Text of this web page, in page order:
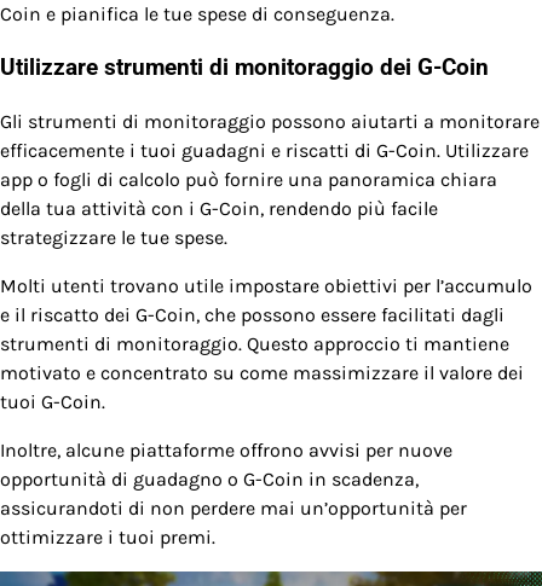
Coin e pianifica le tue spese di conseguenza.
Utilizzare strumenti di monitoraggio dei G-Coin
Gli strumenti di monitoraggio possono aiutarti a monitorare
efficacemente i tuoi guadagni e riscatti di G-Coin. Utilizzare
app o fogli di calcolo può fornire una panoramica chiara
della tua attività con i G-Coin, rendendo più facile
strategizzare le tue spese.
Molti utenti trovano utile impostare obiettivi per l’accumulo
e il riscatto dei G-Coin, che possono essere facilitati dagli
strumenti di monitoraggio. Questo approccio ti mantiene
motivato e concentrato su come massimizzare il valore dei
tuoi G-Coin.
Inoltre, alcune piattaforme offrono avvisi per nuove
opportunità di guadagno o G-Coin in scadenza,
assicurandoti di non perdere mai un’opportunità per
ottimizzare i tuoi premi.